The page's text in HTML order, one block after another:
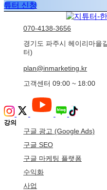
튜터 신청
070-4138-3656
경기도 파주시 헤이리마을
터)
plan@inmarketing.kr
고객센터 09:00 ~ 18:00
강의
구글 광고 (Google Ads)
구글 SEO
구글 마케팅 플랫폼
수익화
사업